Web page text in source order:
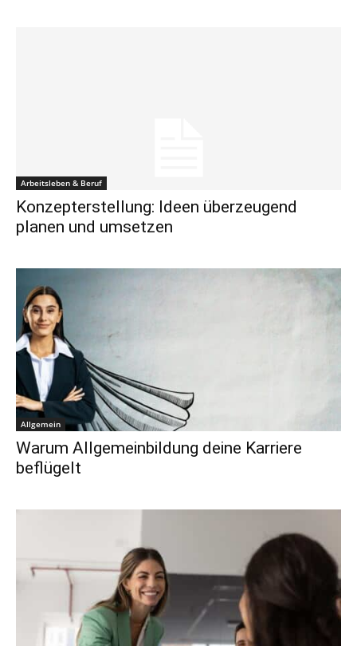
Arbeitsleben & Beruf
Konzepterstellung: Ideen überzeugend
planen und umsetzen
Allgemein
Warum Allgemeinbildung deine Karriere
beflügelt